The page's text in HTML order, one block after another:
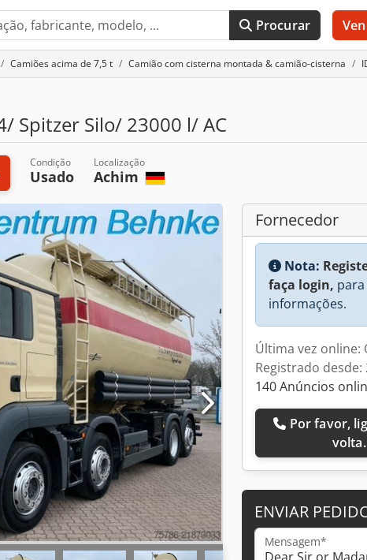
Procurar
Camiões acima de 7,5 t Camião com cisterna montada & camião-cisterna
Spitzer Silo/ 23000 l/ AC
Condição
Usado
Localização
Achim
Fornecedor
Nota:
faça login,
informações.
Última vez online:
Registrado desde:
140 Anúncios
volta.
ENVIAR
Mensagem*